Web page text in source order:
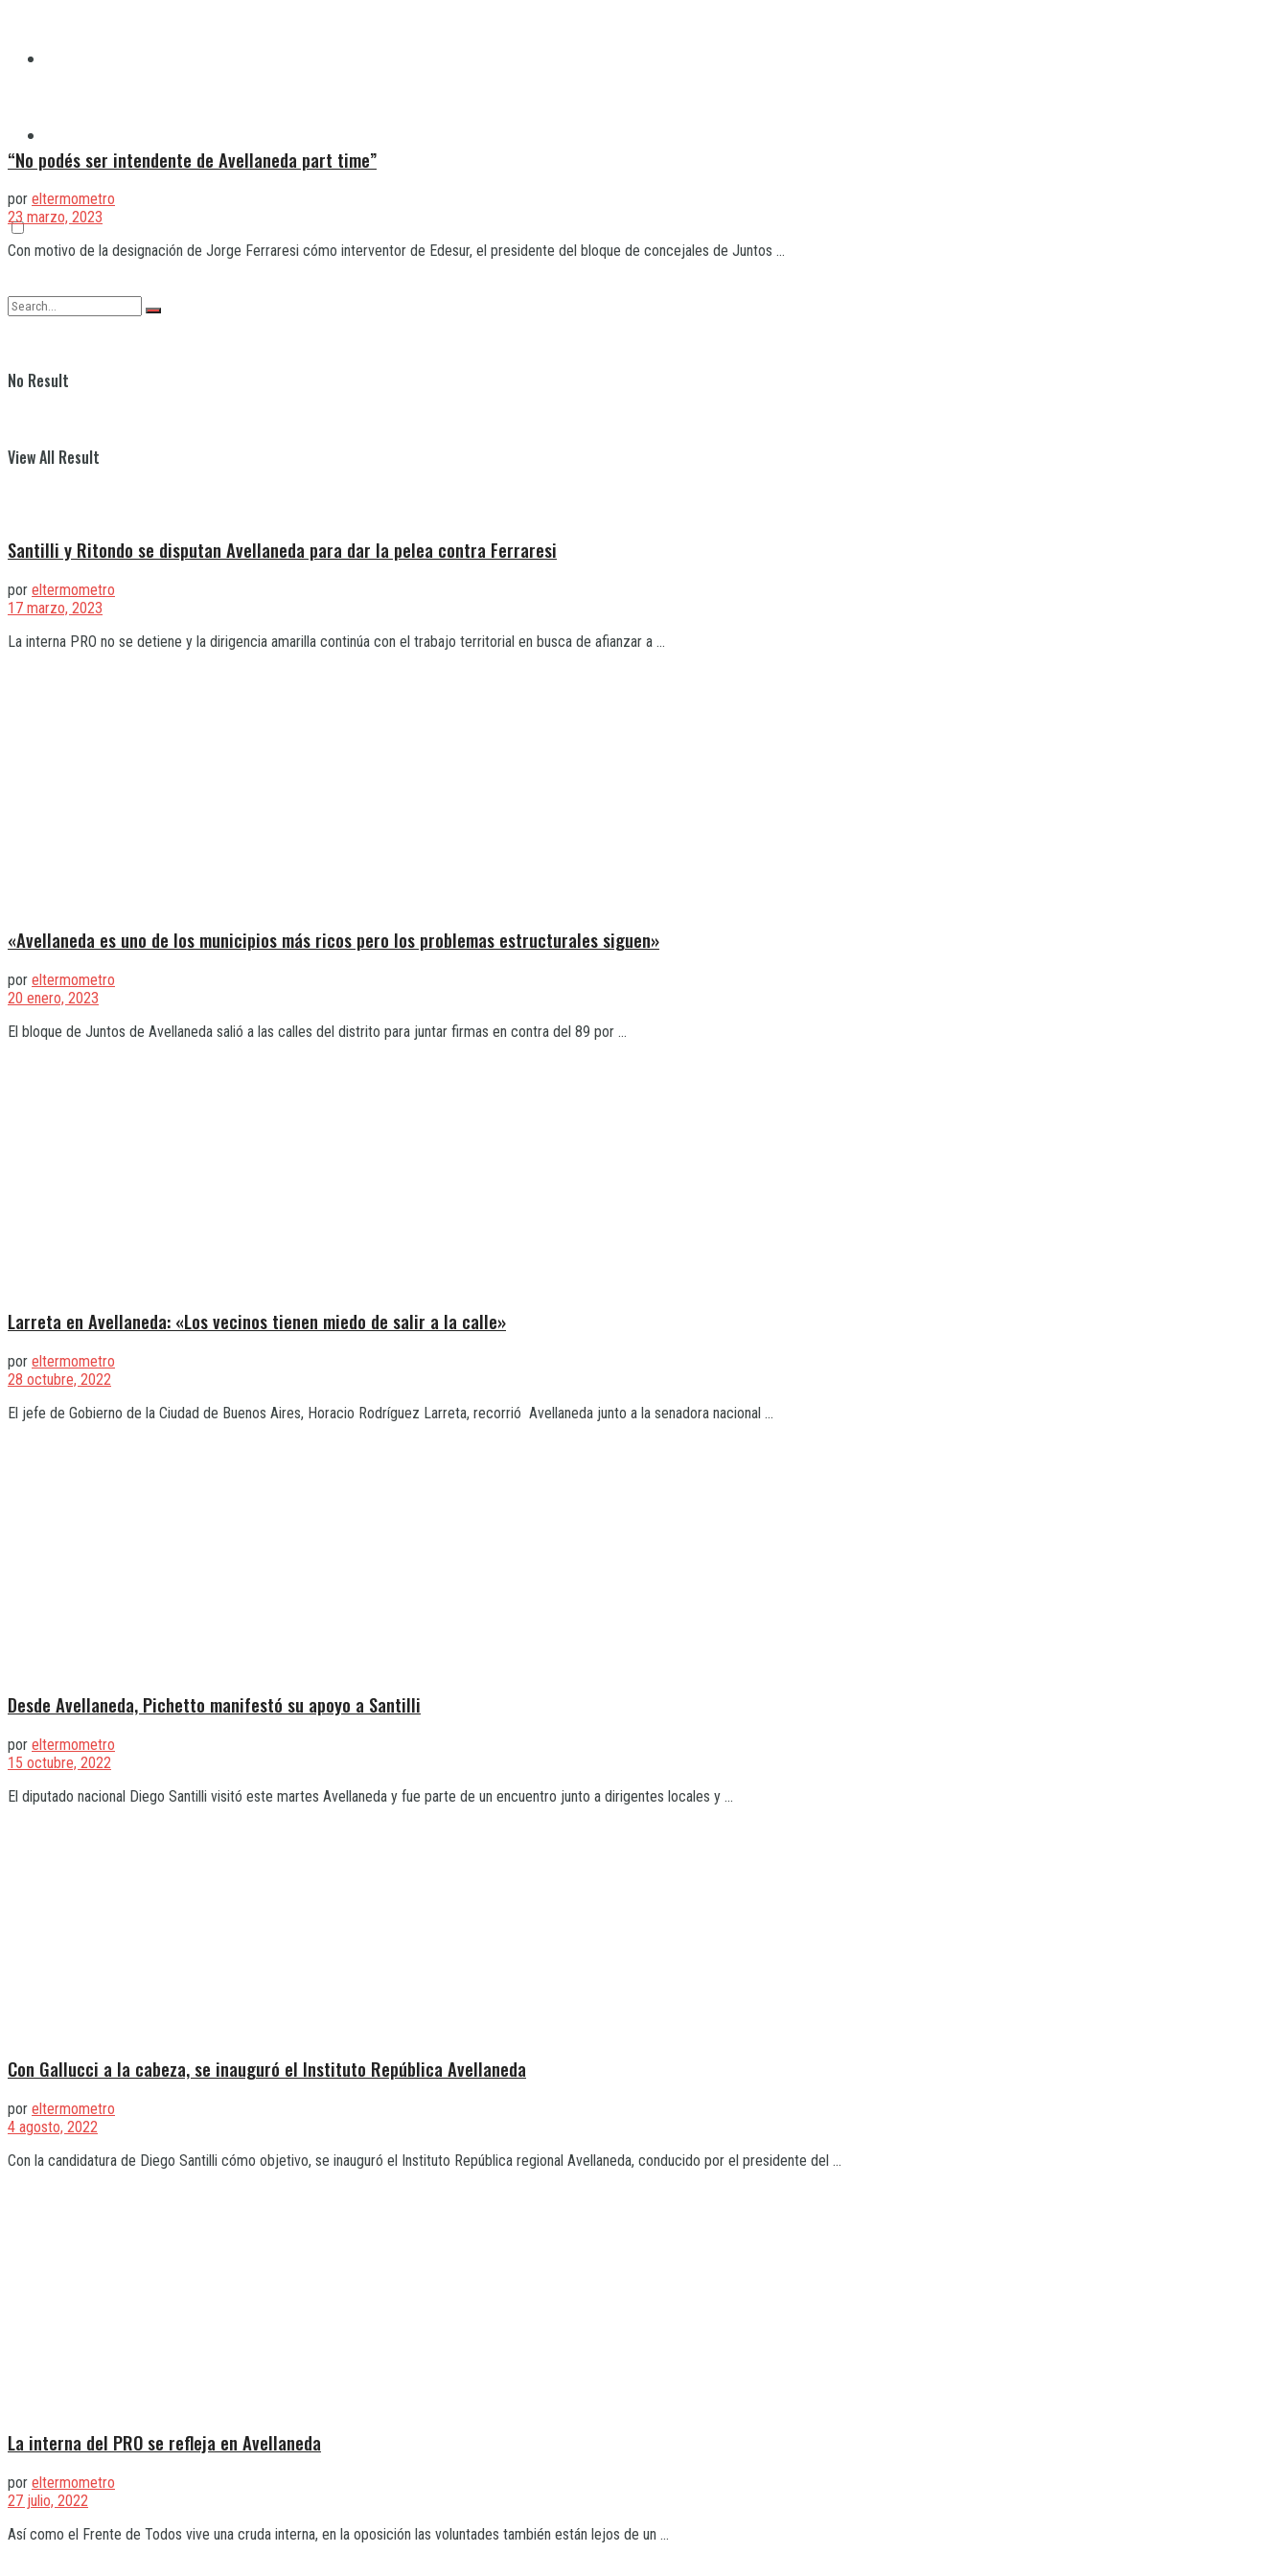
No Result
View All Result
“No podés ser intendente de Avellaneda part time”
por eltermometro
23 marzo, 2023
Con motivo de la designación de Jorge Ferraresi cómo interventor de Edesur, el presidente del bloque de concejales de Juntos ...
Santilli y Ritondo se disputan Avellaneda para dar la pelea contra Ferraresi
por eltermometro
17 marzo, 2023
La interna PRO no se detiene y la dirigencia amarilla continúa con el trabajo territorial en busca de afianzar a ...
«Avellaneda es uno de los municipios más ricos pero los problemas estructurales siguen»
por eltermometro
20 enero, 2023
El bloque de Juntos de Avellaneda salió a las calles del distrito para juntar firmas en contra del 89 por ...
Larreta en Avellaneda: «Los vecinos tienen miedo de salir a la calle»
por eltermometro
28 octubre, 2022
El jefe de Gobierno de la Ciudad de Buenos Aires, Horacio Rodríguez Larreta, recorrió Avellaneda junto a la senadora nacional ...
Desde Avellaneda, Pichetto manifestó su apoyo a Santilli
por eltermometro
15 octubre, 2022
El diputado nacional Diego Santilli visitó este martes Avellaneda y fue parte de un encuentro junto a dirigentes locales y ...
Con Gallucci a la cabeza, se inauguró el Instituto República Avellaneda
por eltermometro
4 agosto, 2022
Con la candidatura de Diego Santilli cómo objetivo, se inauguró el Instituto República regional Avellaneda, conducido por el presidente del ...
La interna del PRO se refleja en Avellaneda
por eltermometro
27 julio, 2022
Así como el Frente de Todos vive una cruda interna, en la oposición las voluntades también están lejos de un ...